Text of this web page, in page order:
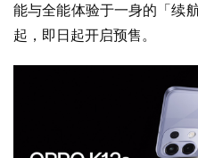
能与全能体验于一身的「续
起，即日起开启预售。